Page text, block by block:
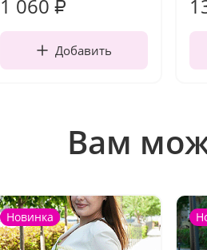
1 060 ₽
Добавить
Вам
Новинка